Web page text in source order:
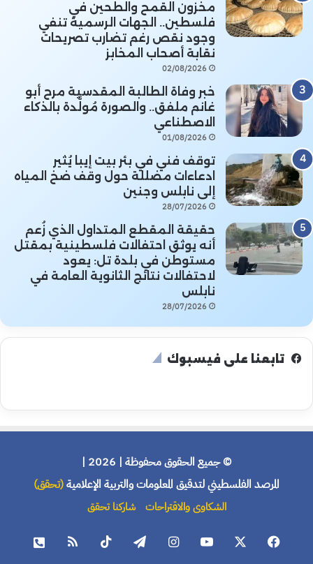
مخزون القمح والطحين في
فلسطين.. الجهات الرسمية تنفي
وجود نقص رغم تضارب تصريحات
نقابة أصحاب المخابز
02/08/2026
خبر وفاة الطالبة المقدسية مرح أبو
غانم ملفق.. والصورة مُولَّدة بالذكاء
الاصطناعي
01/08/2026
توقف فني في بئر بيت إيبا يُثير
ادعاءات مضللة حول وقف ضخ المياه
إلى نابلس وجنين
28/07/2026
حقيقة المقطع المتداول الذي زُعم
أنه يوثق احتفالات فلسطينية بمقتل
مستوطن في بلدة تل: يعود
لاحتفالات نتائج الثانوية العامة في
نابلس
28/07/2026
تابعنا على فيسبوك
© جميع الحقوق محفوظة | 2026 |
المرصد الفلسطيني لتدقيق المعلومات والتربية الإعلامية(تحقق)
الشكاوى والاقتراحات شاركنا تحقق
فيسبوك يوتيوب انستقرام تيلقرام ‫TikTok ملخص